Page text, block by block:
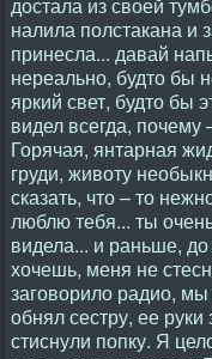
налила полстакана и
принесла... давай
нереально, будто бы
яркий свет, будто бы
видел всегда,
Горячая, янтарная
груди, животу
сказать, что – то
люблю тебя... ты
видела... и раньше,
хочешь, меня не
заговорило радио,
обнял сестру, ее
стиснули попку. Я